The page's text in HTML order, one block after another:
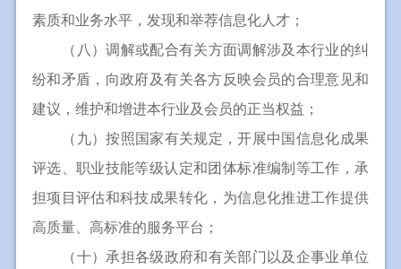
素质和业务水平，发现和举荐信息化人才；
（八）调解或配合有关方面调解涉及本行业的纠
纷和矛盾，向政府及有关各方反映会员的合理意见和
建议，维护和增进本行业及会员的正当权益；
（九）按照国家有关规定，开展中国信息化成果
评选、职业技能等级认定和团体标准编制等工作，承
担项目评估和科技成果转化，为信息化推进工作提供
高质量、高标准的服务平台；
（十）承担各级政府和有关部门以及企事业单位